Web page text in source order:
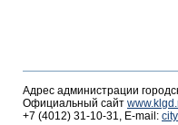
Адрес администрации
Официальный сайт
+7 (4012) 31-10-31, E-mail: